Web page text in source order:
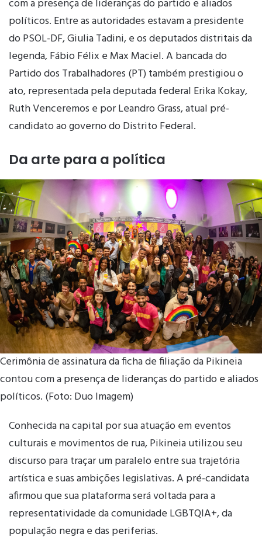
com a presença de lideranças do partido e aliados
políticos. Entre as autoridades estavam a presidente
do PSOL-DF, Giulia Tadini, e os deputados distritais da
legenda, Fábio Félix e Max Maciel. A bancada do
Partido dos Trabalhadores (PT) também prestigiou o
ato, representada pela deputada federal Erika Kokay,
Ruth Venceremos e por Leandro Grass, atual pré-
candidato ao governo do Distrito Federal.
Da arte para a política
Cerimônia de assinatura da ficha de filiação da Pikineia
contou com a presença de lideranças do partido e aliados
políticos. (Foto: Duo Imagem)
Conhecida na capital por sua atuação em eventos
culturais e movimentos de rua, Pikineia utilizou seu
discurso para traçar um paralelo entre sua trajetória
artística e suas ambições legislativas. A pré-candidata
afirmou que sua plataforma será voltada para a
representatividade da comunidade LGBTQIA+, da
população negra e das periferias.